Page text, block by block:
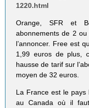
1220.html
Orange, SFR et
abonnements de 2
l’annoncer. Free est
1,99 euros de plus,
hausse de tarif sur
moyen de 32 euros.
La France est le pays
au Canada où il